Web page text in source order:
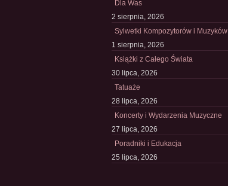
Dla Was
2 sierpnia, 2026
Sylwetki Kompozytorów i Muzyków
1 sierpnia, 2026
Książki z Całego Świata
30 lipca, 2026
Tatuaże
28 lipca, 2026
Koncerty i Wydarzenia Muzyczne
27 lipca, 2026
Poradniki i Edukacja
25 lipca, 2026